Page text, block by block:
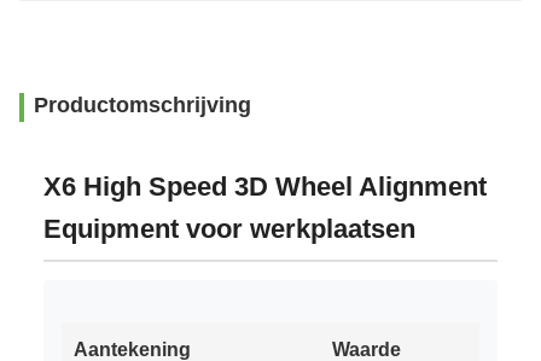
Productomschrijving
X6 High Speed 3D Wheel Alignment
Equipment voor werkplaatsen
Aantekening Waarde